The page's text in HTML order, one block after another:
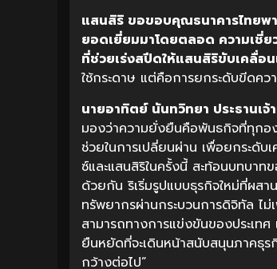
แสนสิริ ขอขอบคุณธนาคารไทยพ
ยอดเยี่ยมมาโดยตลอด ความเชี่
ที่ช่วยเร่งสปีดให้แสนสิริขับเคลื่อ
ใช้กระดาษ แต่คือการยกระดับขีดค
นายอาทิตย์ นันทวิทยา ประธานเ
มองว่าความยั่งยืนคือพันธกิจที่ทุกอ
ช่วยในการเปลี่ยนผ่าน เพื่อยกระดั
ซ์และแสนสิริในครั้งนี้ สะท้อนบทบาท
ด้วยกัน ริเริ่มรูปแบบธุรกิจใหม่ที่ผส
ทรัพยากรผ่านกระบวนการดิจิทัล ไ
สามารถทางการแข่งขันของประเท
ยืนหยัดที่จะเดินหน้าสนับสนุนภาคธุร
กว้างต่อไป”